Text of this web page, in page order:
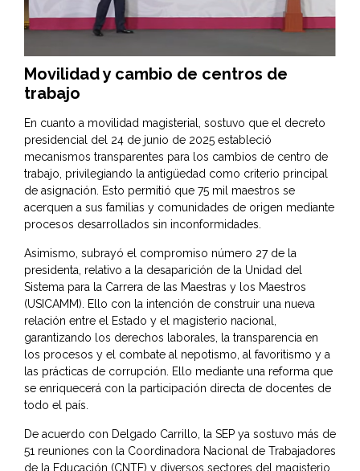
Movilidad y cambio de centros de
trabajo
En cuanto a movilidad magisterial, sostuvo que el decreto
presidencial del 24 de junio de 2025 estableció
mecanismos transparentes para los cambios de centro de
trabajo, privilegiando la antigüedad como criterio principal
de asignación. Esto permitió que 75 mil maestros se
acerquen a sus familias y comunidades de origen mediante
procesos desarrollados sin inconformidades.
Asimismo, subrayó el compromiso número 27 de la
presidenta, relativo a la desaparición de la Unidad del
Sistema para la Carrera de las Maestras y los Maestros
(USICAMM). Ello con la intención de construir una nueva
relación entre el Estado y el magisterio nacional,
garantizando los derechos laborales, la transparencia en
los procesos y el combate al nepotismo, al favoritismo y a
las prácticas de corrupción. Ello mediante una reforma que
se enriquecerá con la participación directa de docentes de
todo el país.
De acuerdo con Delgado Carrillo, la SEP ya sostuvo más de
51 reuniones con la Coordinadora Nacional de Trabajadores
de la Educación (CNTE) y diversos sectores del magisterio